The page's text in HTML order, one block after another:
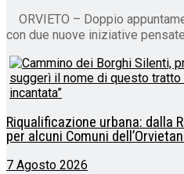
ORVIETO – Doppio
con due nuove iniziative
Riqualificazione urbana: dalla
per alcuni Comuni
7 Agosto 2026